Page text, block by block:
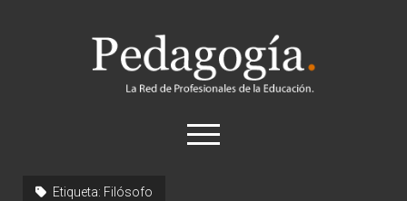
Pedagogía
abrir
el
Etiqueta: Filósofo